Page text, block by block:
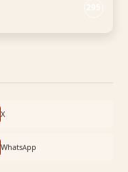
X
WhatsApp